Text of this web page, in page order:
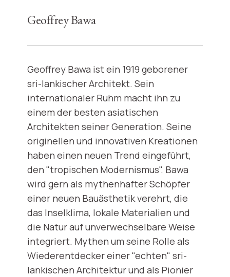
Geoffrey Bawa
Geoffrey Bawa ist ein 1919 geborener
sri-lankischer Architekt. Sein
internationaler Ruhm macht ihn zu
einem der besten asiatischen
Architekten seiner Generation. Seine
originellen und innovativen Kreationen
haben einen neuen Trend eingeführt,
den "tropischen Modernismus". Bawa
wird gern als mythenhafter Schöpfer
einer neuen Bauästhetik verehrt, die
das Inselklima, lokale Materialien und
die Natur auf unverwechselbare Weise
integriert. Mythen um seine Rolle als
Wiederentdecker einer "echten" sri-
lankischen Architektur und als Pionier